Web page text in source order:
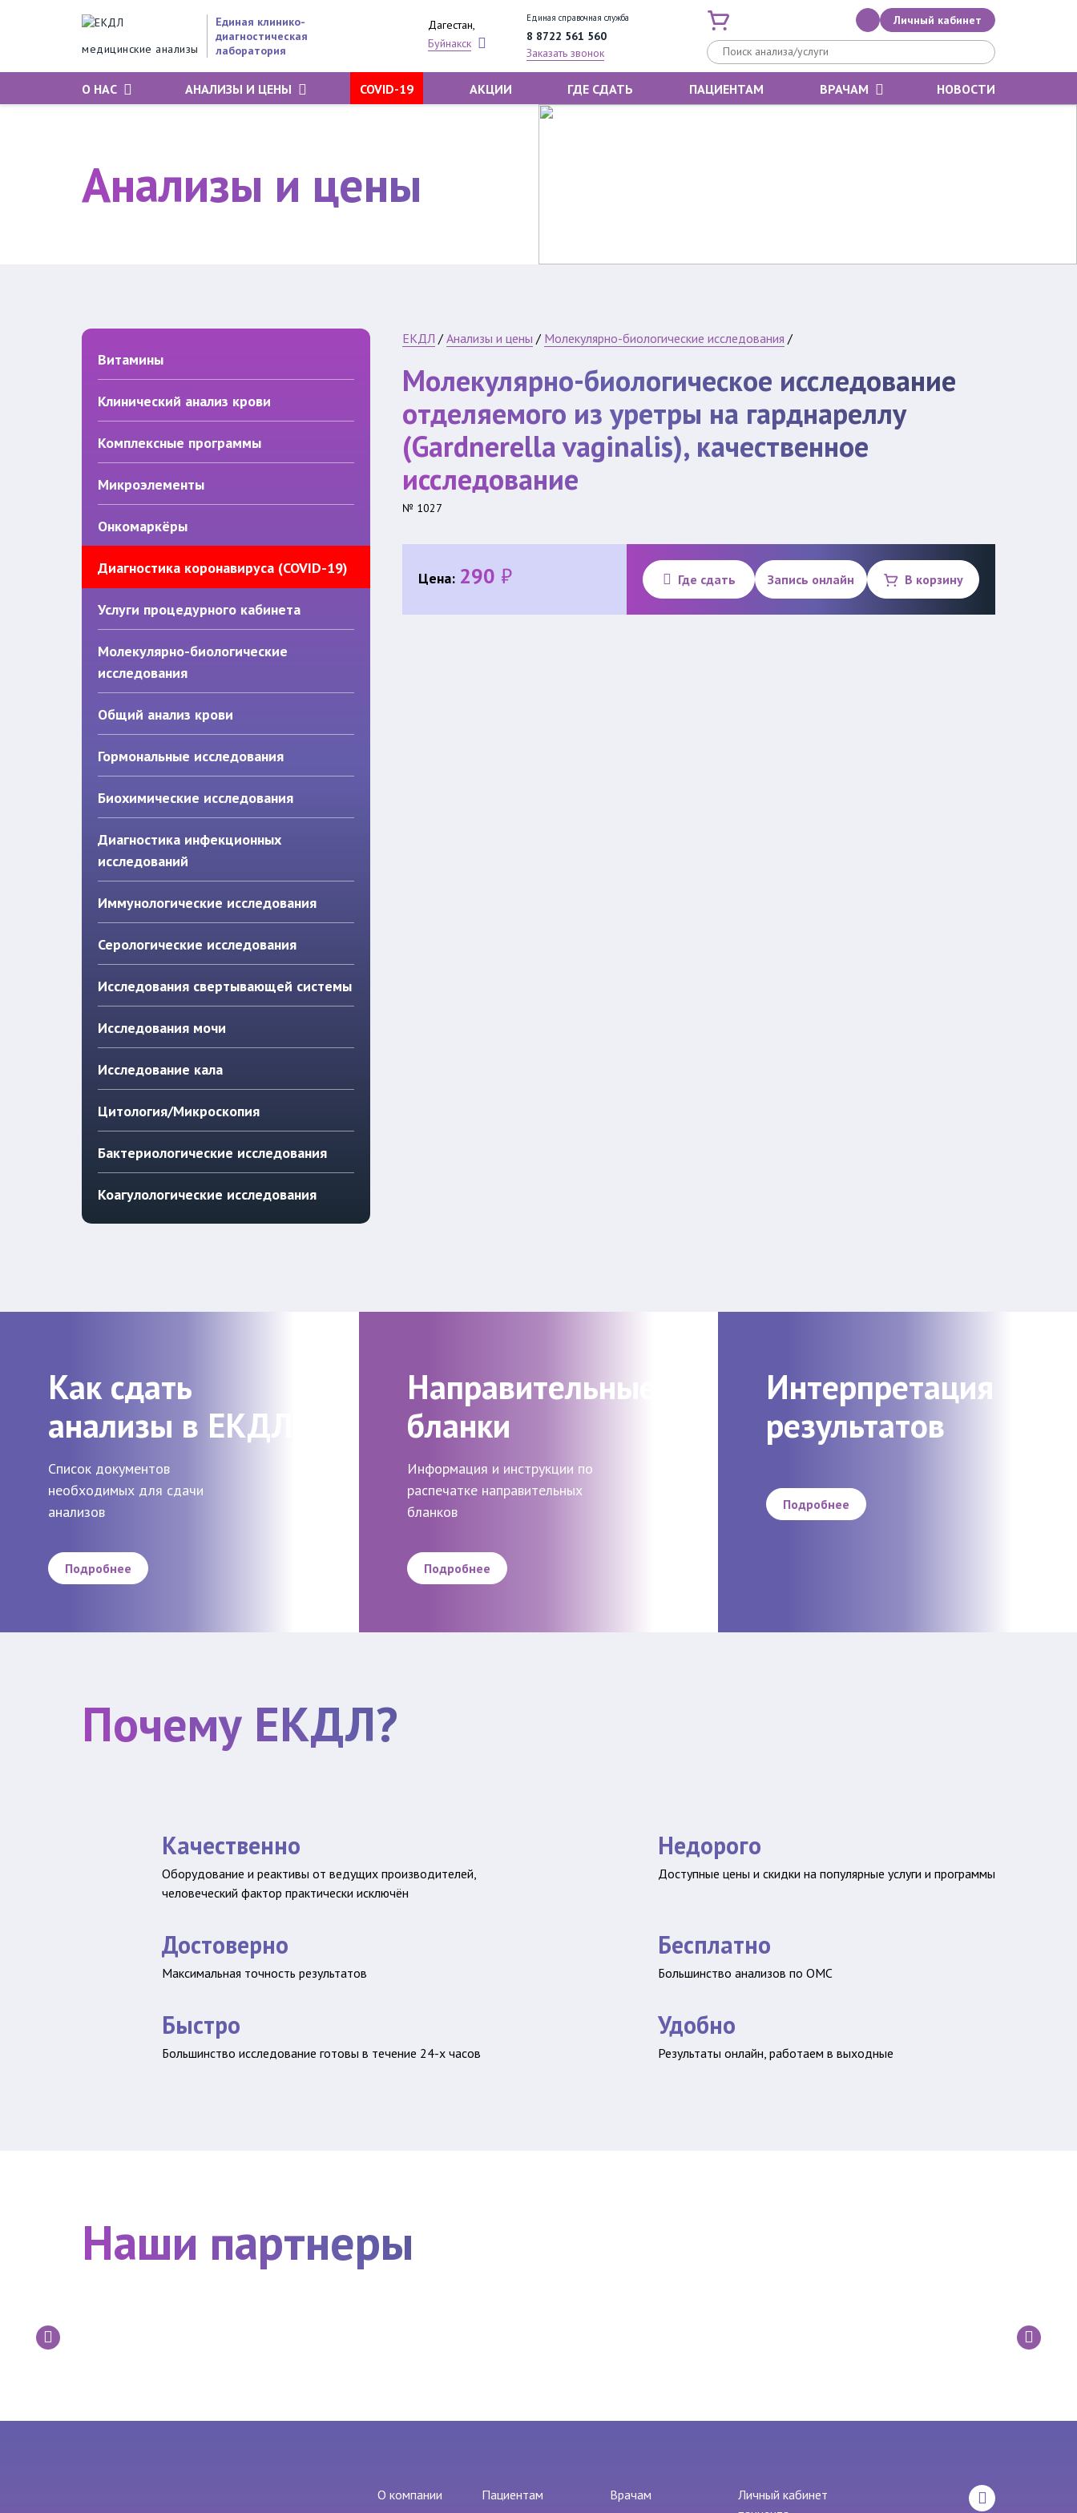
ЕКДЛ / Анализы и цены / Молекулярно-биологические исследования /
Молекулярно-биологическое исследование
отделяемого из уретры на гарднареллу
(Gardnerella vaginalis), качественное
исследование
№ 1027
Цена: 290 ₽ Где сдать Запись онлайн В корзину
Витамины
Клинический анализ крови
Комплексные программы
Микроэлементы
Онкомаркёры
Диагностика коронавируса (COVID-19)
Услуги процедурного кабинета
Молекулярно-биологические
исследования
Общий анализ крови
Гормональные исследования
Биохимические исследования
Диагностика инфекционных
исследований
Иммунологические исследования
Серологические исследования
Исследования свертывающей системы
Исследования мочи
Исследование кала
Цитология/Микроскопия
Бактериологические исследования
Коагулологические исследования
Как сдать
анализы в ЕКДЛ
Список документов
необходимых для сдачи
анализов
Подробнее
Направительные
бланки
Информация и инструкции по
распечатке направительных
бланков
Подробнее
Интерпретация
результатов
Подробнее
Почему ЕКДЛ?
Качественно
Оборудование и реактивы от ведущих производителей,
человеческий фактор практически исключён
Достоверно
Максимальная точность результатов
Быстро
Большинство исследование готовы в течение 24-х часов
Недорого
Доступные цены и скидки на популярные услуги и программы
Бесплатно
Большинство анализов по ОМС
Удобно
Результаты онлайн, работаем в выходные
Наши партнеры
медицинские анализы
Единая клинико-
диагностическая
лаборатория
Дагестан,
Буйнакск
Единая справочная служба
8 8722 561 560
Заказать звонок
Личный кабинет
О НАС АНАЛИЗЫ И ЦЕНЫ COVID-19 АКЦИИ ГДЕ СДАТЬ ПАЦИЕНТАМ ВРАЧАМ НОВОСТИ
Анализы и цены
О компании Пациентам Врачам
Личный кабинет